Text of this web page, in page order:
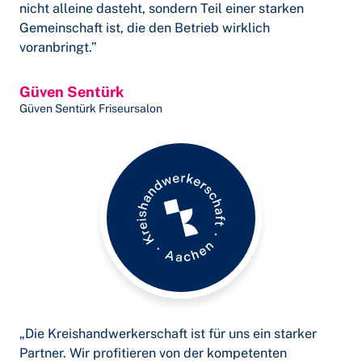
nicht alleine dasteht, sondern Teil einer starken
Gemeinschaft ist, die den Betrieb wirklich
voranbringt.”
Güven Sentürk
Güven Sentürk Friseursalon
„Die Kreishandwerkerschaft ist für uns ein starker
Partner. Wir profitieren von der kompetenten